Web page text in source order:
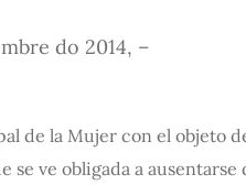
do 2014, –
de la Mujer con el objeto
ve obligada a